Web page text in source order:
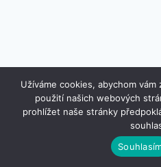
© 2026
WordPress od
Užíváme cookies, abychom
použití našich webových
prohlížet naše stránky